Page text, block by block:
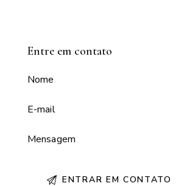
Entre em contato